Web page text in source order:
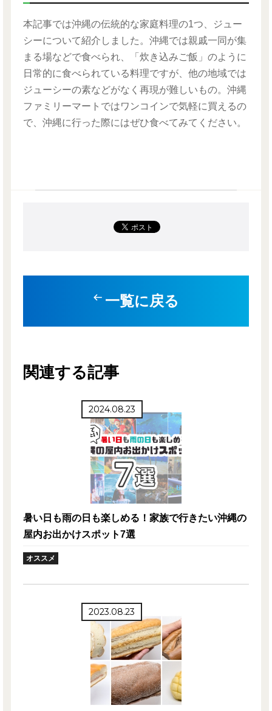
本記事では沖縄の伝統的な家庭料理の1つ、ジュー
シーについて紹介しました。沖縄では親戚一同が集
まる場などで食べられ、「炊き込みご飯」のように
日常的に食べられている料理ですが、他の地域では
ジューシーの素などがなく再現が難しいもの。沖縄
ファミリーマートではワンコインで気軽に買えるの
で、沖縄に行った際にはぜひ食べてみてください。
一覧に戻る
関連する記事
2024.08.23
暑い日も雨の日も楽しめる！家族で行きたい沖縄の
屋内お出かけスポット7選
オススメ
2023.08.23